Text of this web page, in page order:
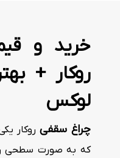
خرید و
روکار +
لوکس
چراغ سقفی روکار
که به صورت سطحی